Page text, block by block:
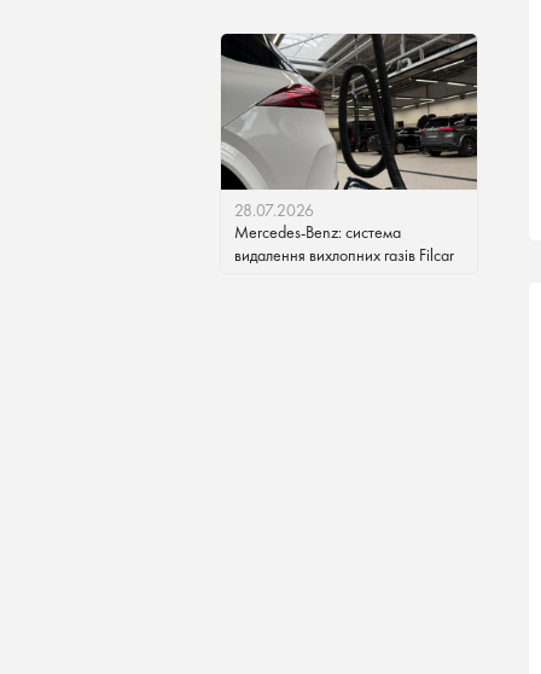
28.07.2026
Mercedes-Benz: система
видалення вихлопних газів Filcar